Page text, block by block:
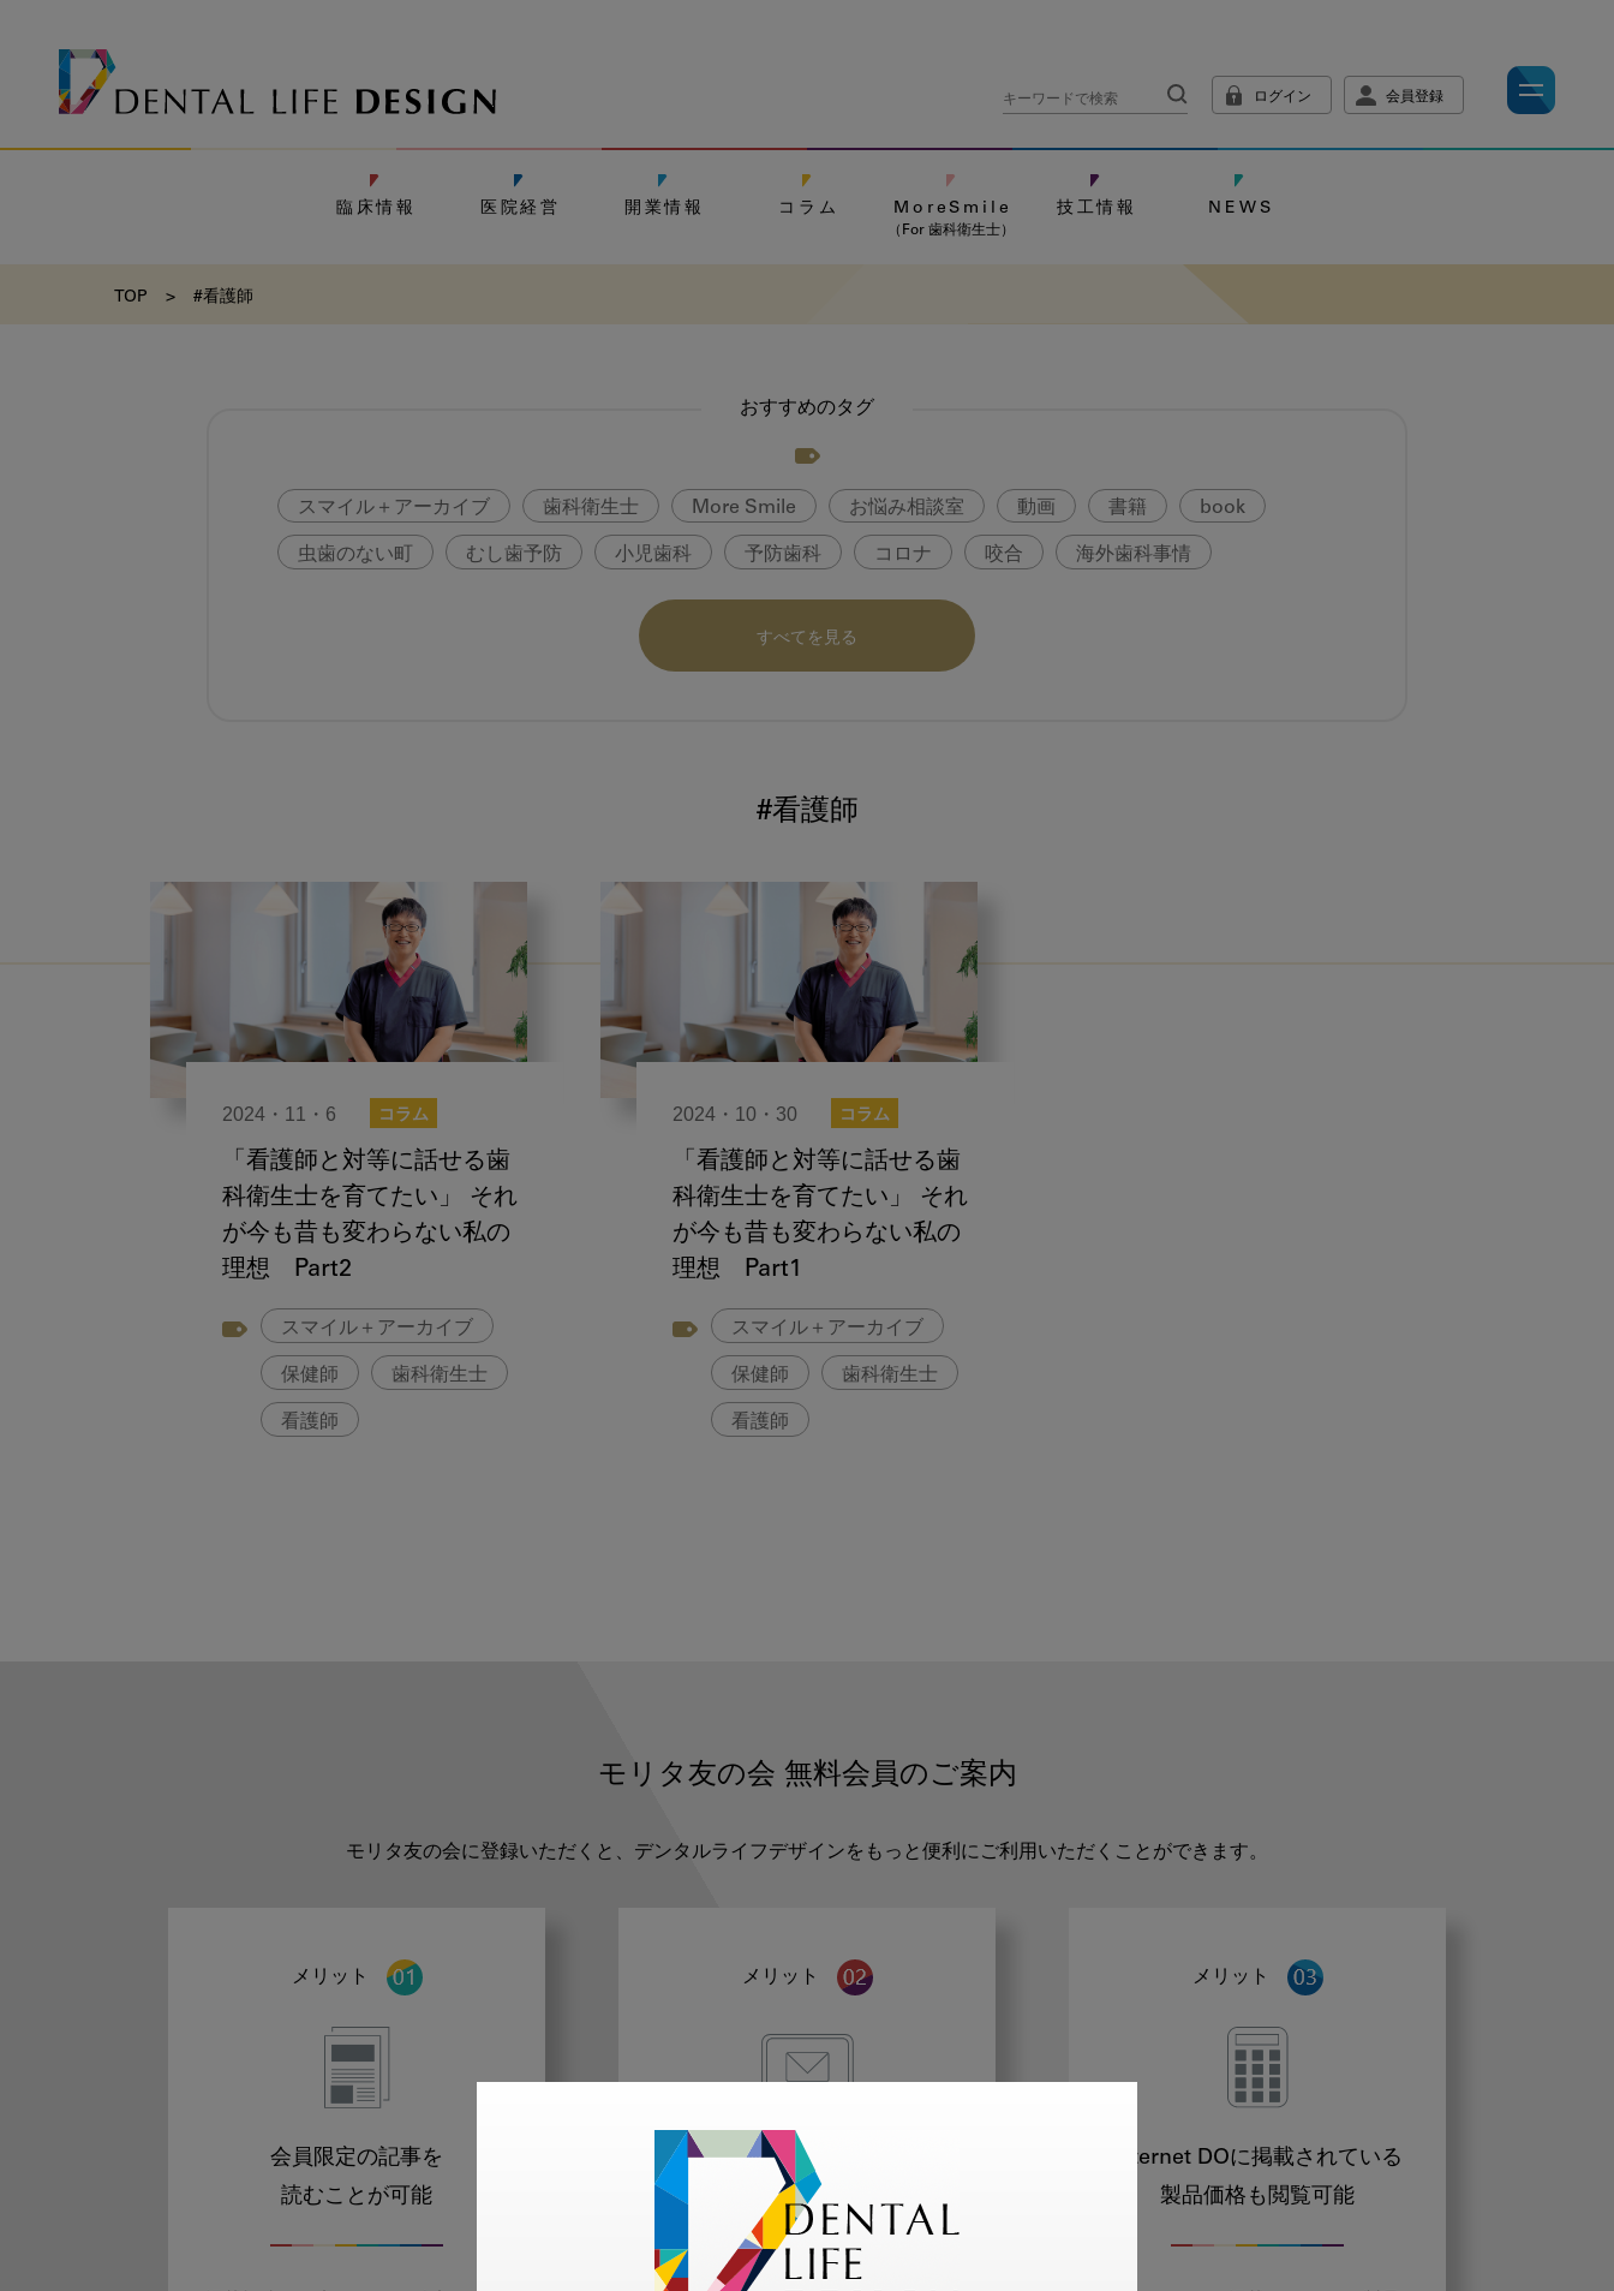
ログイン 会員登録
臨床情報 医院経営 開業情報 コラム MoreSmile
（For 歯科衛生士）
技工情報 NEWS
TOP > #看護師
おすすめのタグ
スマイル＋アーカイブ 歯科衛生士 More Smile お悩み相談室 動画 書籍 book
虫歯のない町 むし歯予防 小児歯科 予防歯科 コロナ 咬合 海外歯科事情
医科歯科連携 口腔機能発達不全症
感染予防 いま○○が知りたい
すべてを見る
#看護師
2024・11・6 コラム
「看護師と対等に話せる歯
科衛生士を育てたい」 それ
が今も昔も変わらない私の
理想 Part2
スマイル＋アーカイブ
保健師 歯科衛生士
看護師
2024・10・30 コラム
「看護師と対等に話せる歯
科衛生士を育てたい」 それ
が今も昔も変わらない私の
理想 Part1
スマイル＋アーカイブ
保健師 歯科衛生士
看護師
モリタ友の会 無料会員のご案内
モリタ友の会に登録いただくと、デンタルライフデザインをもっと便利にご利用いただくことができます。
メリット
会員限定の記事を
読むことが可能
メリット
歯科に関するお役立ち情報を
メールマガジンでお届け
メリット
Internet DOに掲載されている
製品価格も閲覧可能